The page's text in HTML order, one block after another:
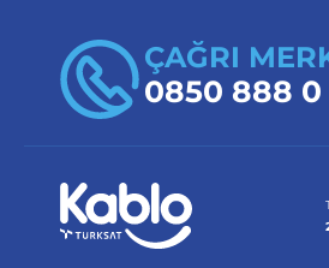
ÇAĞRI
0850 888 0